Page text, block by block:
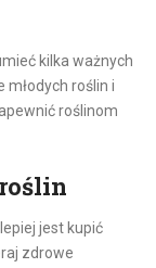
kilka ważnych
młodych roślin i
roślinom
jest kupić
zdrowe